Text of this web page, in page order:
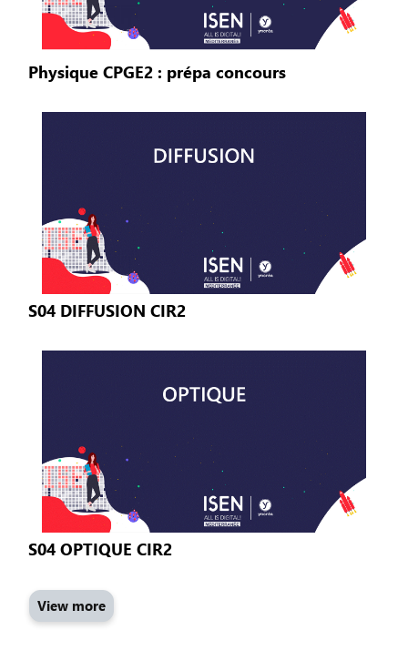
Physique CPGE2 : prépa concours
S04 DIFFUSION CIR2
S04 OPTIQUE CIR2
View more